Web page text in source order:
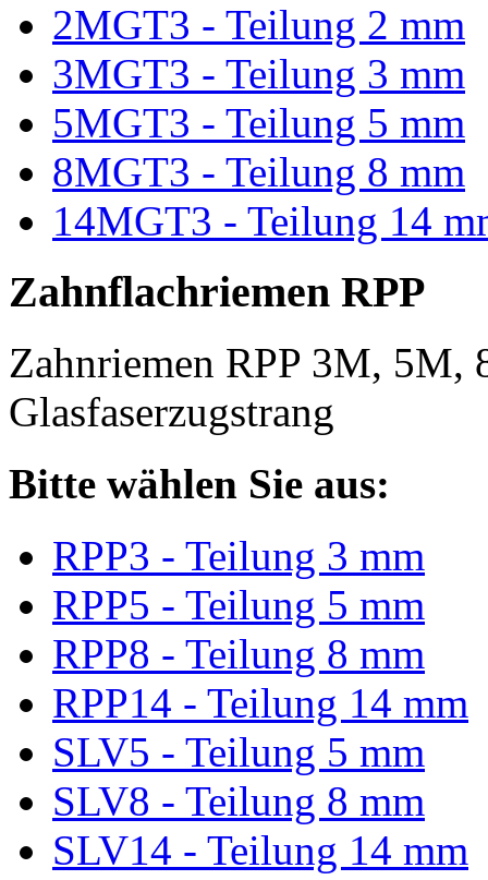
2MGT3 - Teilung 2 mm
3MGT3 - Teilung 3 mm
5MGT3 - Teilung 5 mm
8MGT3 - Teilung 8 mm
14MGT3 - Teilung 14
Zahnflachriemen RPP
Zahnriemen RPP 3M, 5M,
Glasfaserzugstrang
Bitte wählen Sie aus:
RPP3 - Teilung 3 mm
RPP5 - Teilung 5 mm
RPP8 - Teilung 8 mm
RPP14 - Teilung 14 mm
SLV5 - Teilung 5 mm
SLV8 - Teilung 8 mm
SLV14 - Teilung 14 mm